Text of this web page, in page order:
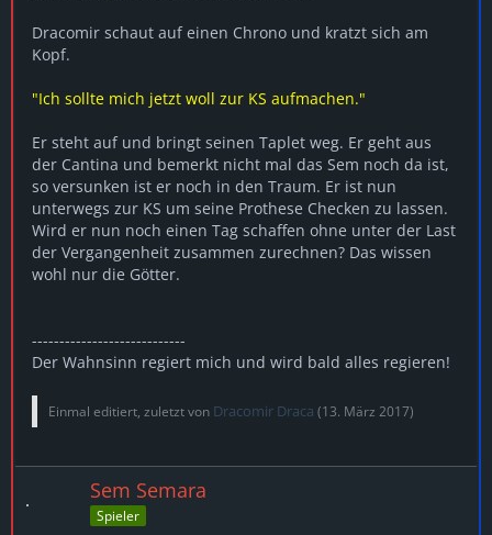
Dracomir schaut auf einen Chrono und kratzt sich am
Kopf.
"Ich sollte mich jetzt woll zur KS aufmachen."
Er steht auf und bringt seinen Taplet weg. Er geht aus
der Cantina und bemerkt nicht mal das Sem noch da ist,
so versunken ist er noch in den Traum. Er ist nun
unterwegs zur KS um seine Prothese Checken zu lassen.
Wird er nun noch einen Tag schaffen ohne unter der Last
der Vergangenheit zusammen zurechnen? Das wissen
wohl nur die Götter.
----------------------------
Der Wahnsinn regiert mich und wird bald alles regieren!
Einmal editiert, zuletzt von Dracomir Draca (13. März 2017)
Sem Semara
Spieler